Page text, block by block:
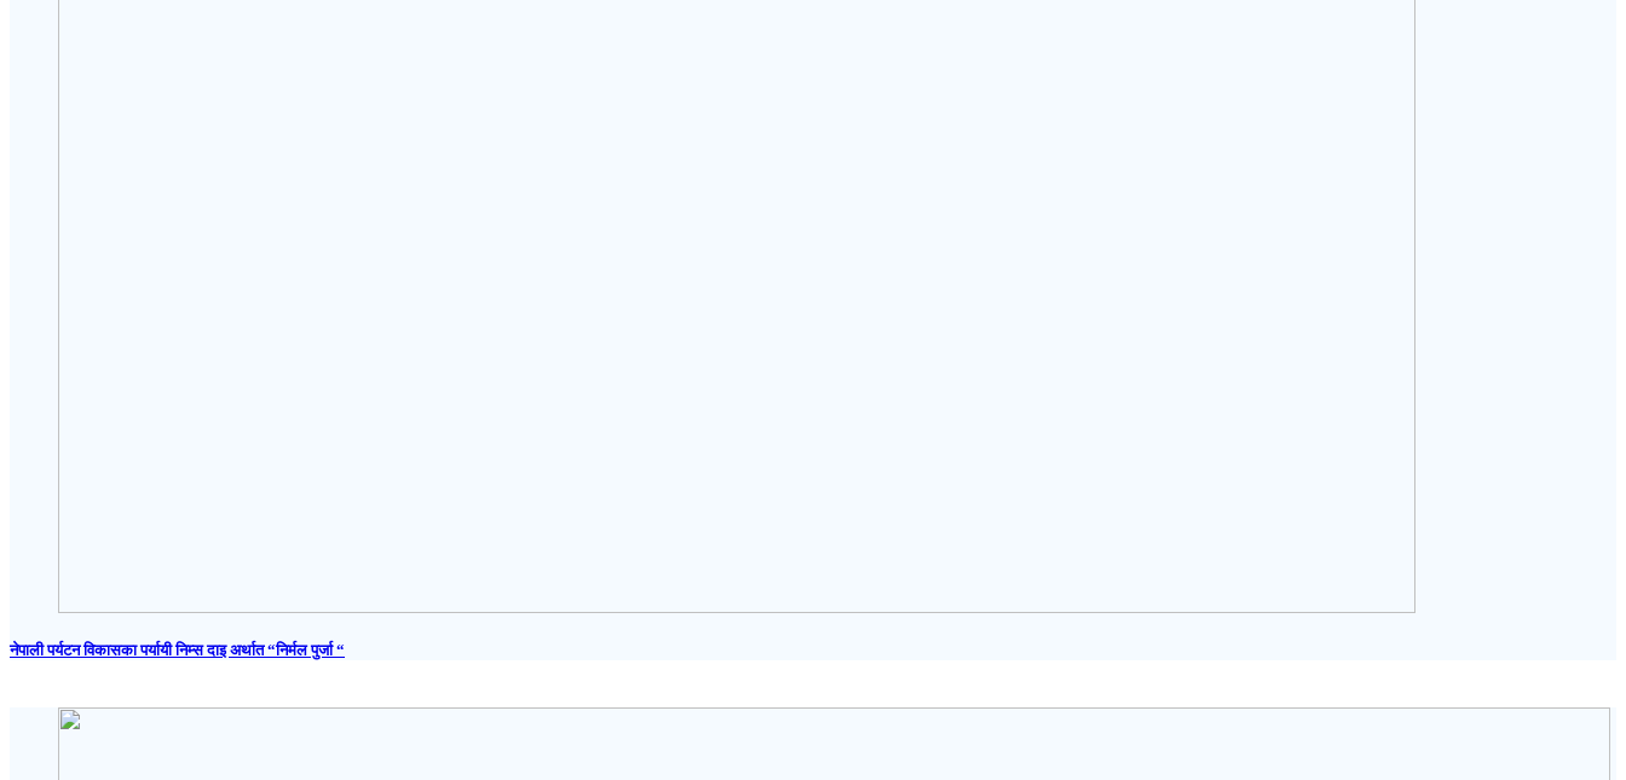
नेपाली पर्यटन विकासका पर्यायी निम्स दाइ अर्थात “निर्मल पुर्जा “